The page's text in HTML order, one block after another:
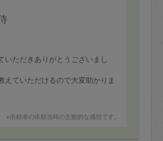
いただきありがとうございまし
えていただけるので大変助かりま
※依頼者の依頼当時の主観的な感想です。